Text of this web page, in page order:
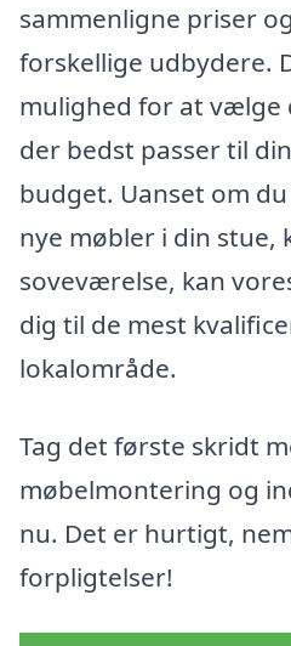
sammenligne priser
forskellige udbydere.
mulighed for at vælge
der bedst passer til
budget. Uanset om
nye møbler i din stue,
soveværelse, kan
dig til de mest
lokalområde.
Tag det første skridt
møbelmontering og
nu. Det er hurtigt,
forpligtelser!